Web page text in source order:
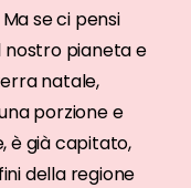
se ci pensi
nostro pianeta e
natale,
porzione e
è già capitato,
della regione